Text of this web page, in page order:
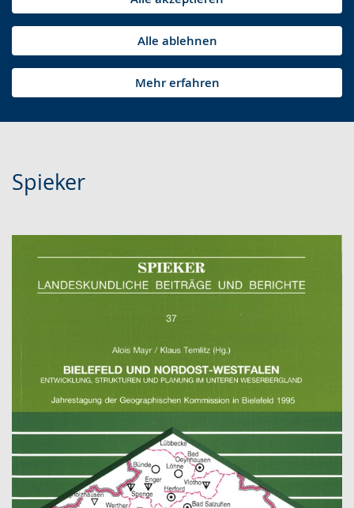
Alle ablehnen
Mehr erfahren
Spieker